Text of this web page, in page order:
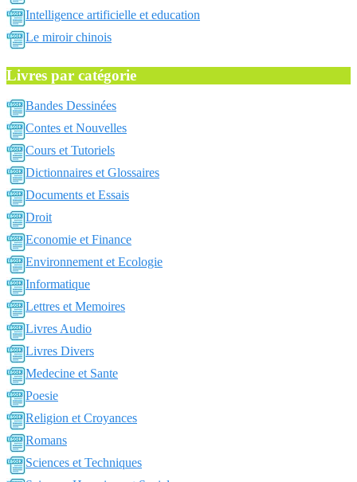
Intelligence artificielle et education
Le miroir chinois
Livres par catégorie
Bandes Dessinées
Contes et Nouvelles
Cours et Tutoriels
Dictionnaires et Glossaires
Documents et Essais
Droit
Economie et Finance
Environnement et Ecologie
Informatique
Lettres et Memoires
Livres Audio
Livres Divers
Medecine et Sante
Poesie
Religion et Croyances
Romans
Sciences et Techniques